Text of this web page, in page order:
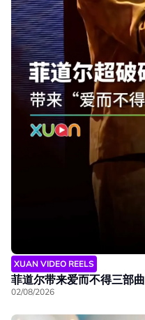
XUAN VIDEO REELS
菲道尔带来爱而不得三部曲
02/08/2026